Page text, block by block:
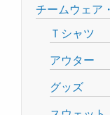
チームウェア
Ｔシャツ
アウター
グッズ